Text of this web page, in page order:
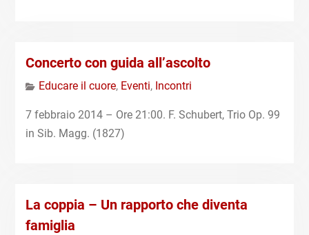
Concerto con guida all’ascolto
Educare il cuore, Eventi, Incontri
7 febbraio 2014 – Ore 21:00. F. Schubert, Trio Op. 99
in Sib. Magg. (1827)
La coppia – Un rapporto che diventa
famiglia